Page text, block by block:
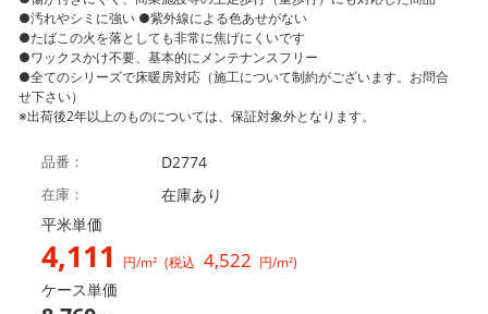
●汚れやシミに強い ●紫外線による色あせがない
●たばこの火を落としても非常に焦げにくいです
●ワックスかけ不要、基本的にメンテナンスフリー
●全てのシリーズで床暖房対応（施工について制約がございます。お問合
せ下さい）
※出荷後2年以上のものについては、保証対象外となります。
品番 D2774
在庫
在庫あり
平米単価
4,111 円/m² (税込 4,522 円/m²)
ケース単価